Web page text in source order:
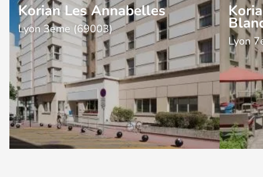
Korian Les Annabelles
Lyon 3eme (69003)
Lyon